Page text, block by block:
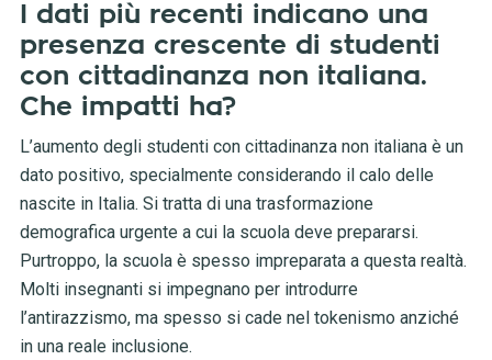
I dati più recenti indicano una
presenza crescente di studenti
con cittadinanza non italiana.
Che impatti ha?
L’aumento degli studenti con cittadinanza non italiana è un
dato positivo, specialmente considerando il calo delle
nascite in Italia. Si tratta di una trasformazione
demografica urgente a cui la scuola deve prepararsi.
Purtroppo, la scuola è spesso impreparata a questa realtà.
Molti insegnanti si impegnano per introdurre
l’antirazzismo, ma spesso si cade nel tokenismo anziché
in una reale inclusione.